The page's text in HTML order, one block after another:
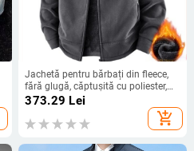
Jachetă pentru bărbați din fleece,
fără glugă, căptușită cu poliester,
iarnă, fermoar, buzunare laterale,
373.29 Lei
add_shopping_cart